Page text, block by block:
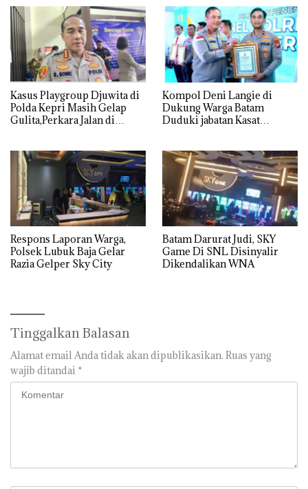
Kasus Playgroup Djuwita di
Polda Kepri Masih Gelap
Gulita,Perkara Jalan di
Kompol Deni Langie di
Dukung Warga Batam
Duduki jabatan Kasat
Respons Laporan Warga,
Polsek Lubuk Baja Gelar
Razia Gelper Sky City
Batam Darurat Judi, SKY
Game Di SNL Disinyalir
Dikendalikan WNA
Tinggalkan Balasan
Alamat email Anda tidak akan dipublikasikan. Ruas yang
wajib ditandai *